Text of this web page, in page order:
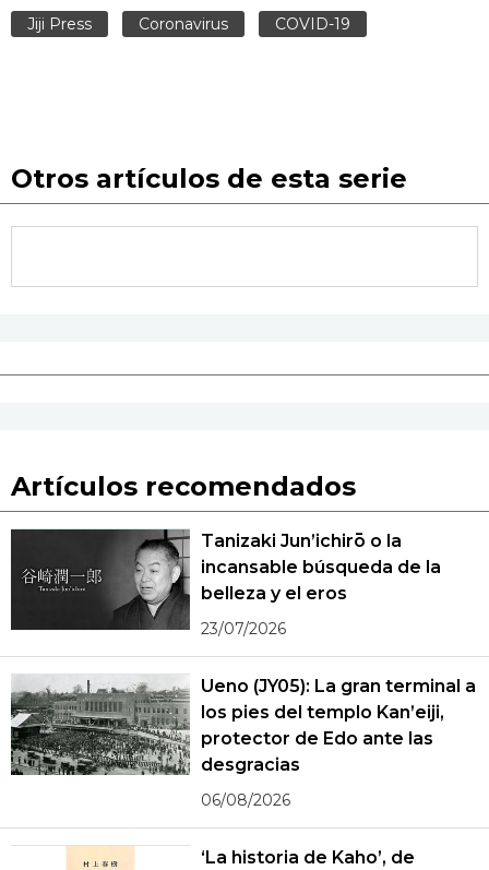
Jiji Press Coronavirus COVID-19
Otros artículos de esta serie
Artículos recomendados
Tanizaki Jun’ichirō o la
incansable búsqueda de la
belleza y el eros
23/07/2026
Ueno (JY05): La gran terminal a
los pies del templo Kan’eiji,
protector de Edo ante las
desgracias
06/08/2026
‘La historia de Kaho’, de